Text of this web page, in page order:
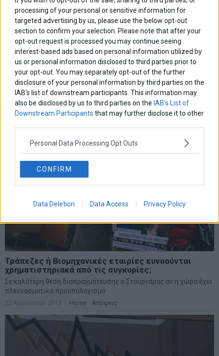
processing of your personal or sensitive information for
targeted advertising by us, please use the below opt-out
section to confirm your selection. Please note that after your
opt-out request is processed you may continue seeing
interest-based ads based on personal information utilized by
us or personal information disclosed to third parties prior to
your opt-out. You may separately opt-out of the further
disclosure of your personal information by third parties on the
IAB’s list of downstream participants. This information may
also be disclosed by us to third parties on the IAB’s List of
Downstream Participants that may further disclose it to other
Personal Data Processing Opt Outs
CONFIRM
Data Deletion Data Access Privacy Policy
Έρχεται πτώση επιτοκίων και άνοδος του
Ελληνικού Χρηματιστηρίου;
Σε επίπεδο χρηματιστηριακών προοπτικών, ίσως τα πράγματα
δεν είναι τόσο άσχημα όσο δείχνουν.
Τράπεζες ή Βιομηχανικές εταιρίες ευνοούνται
χρηματιστηριακά από τις συγκυρίες;
Σε καλύτερη θέση διαπραγμάτευσης ο Στουρνάρας αν η χώρα έχει
πλεονασματικό προϋπολογισμό
22 Αυγούστου 2013 Home Απόψεις